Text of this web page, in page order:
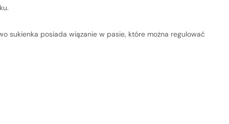
sukienka posiada wiązanie w pasie, które można regulować